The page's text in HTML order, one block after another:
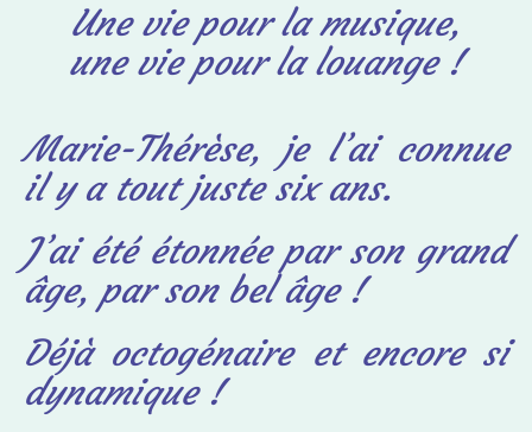
Une vie pour la musique,
une vie pour la louange !
Marie-Thérèse, je l’ai connue
il y a tout juste six ans.
J’ai été étonnée par son grand
âge, par son bel âge !
Déjà octogénaire et encore si
dynamique !